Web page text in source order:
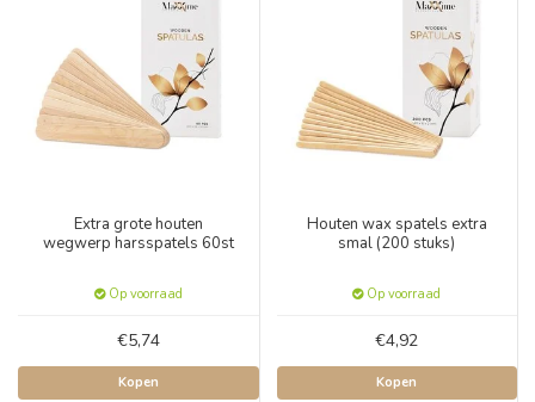
Extra grote houten
wegwerp harsspatels 60st
Op voorraad
€5,74
Kopen
Houten wax spatels extra
smal (200 stuks)
Op voorraad
€4,92
Kopen